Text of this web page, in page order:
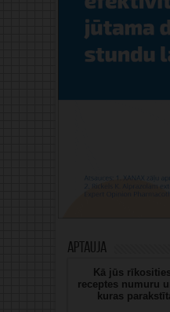
Aptauja
Kā jūs
receptes numuru
kuras